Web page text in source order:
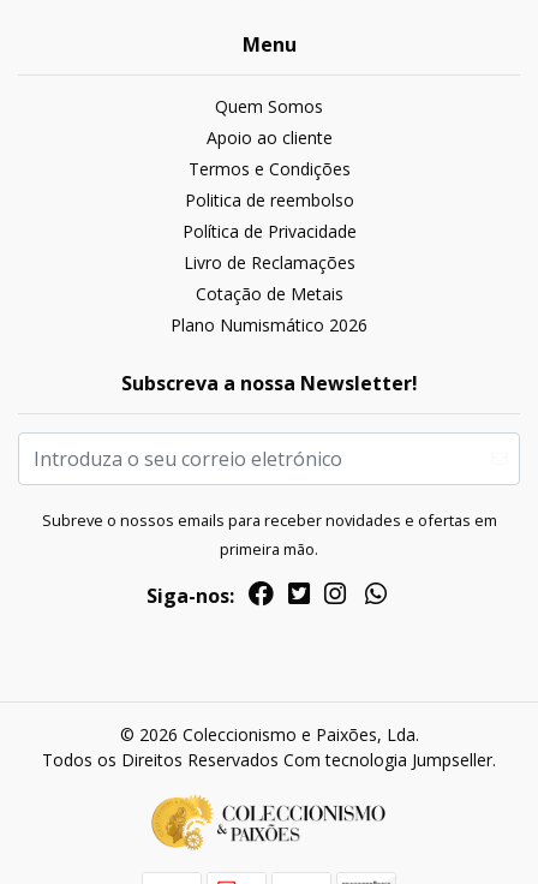
Menu
Quem Somos
Apoio ao cliente
Termos e Condições
Politica de reembolso
Política de Privacidade
Livro de Reclamações
Cotação de Metais
Plano Numismático 2026
Subscreva a nossa Newsletter!
Subreve o nossos emails para receber novidades e ofertas em
primeira mão.
Siga-nos:
© 2026 Coleccionismo e Paixões, Lda.
Todos os Direitos Reservados Com tecnologia Jumpseller.